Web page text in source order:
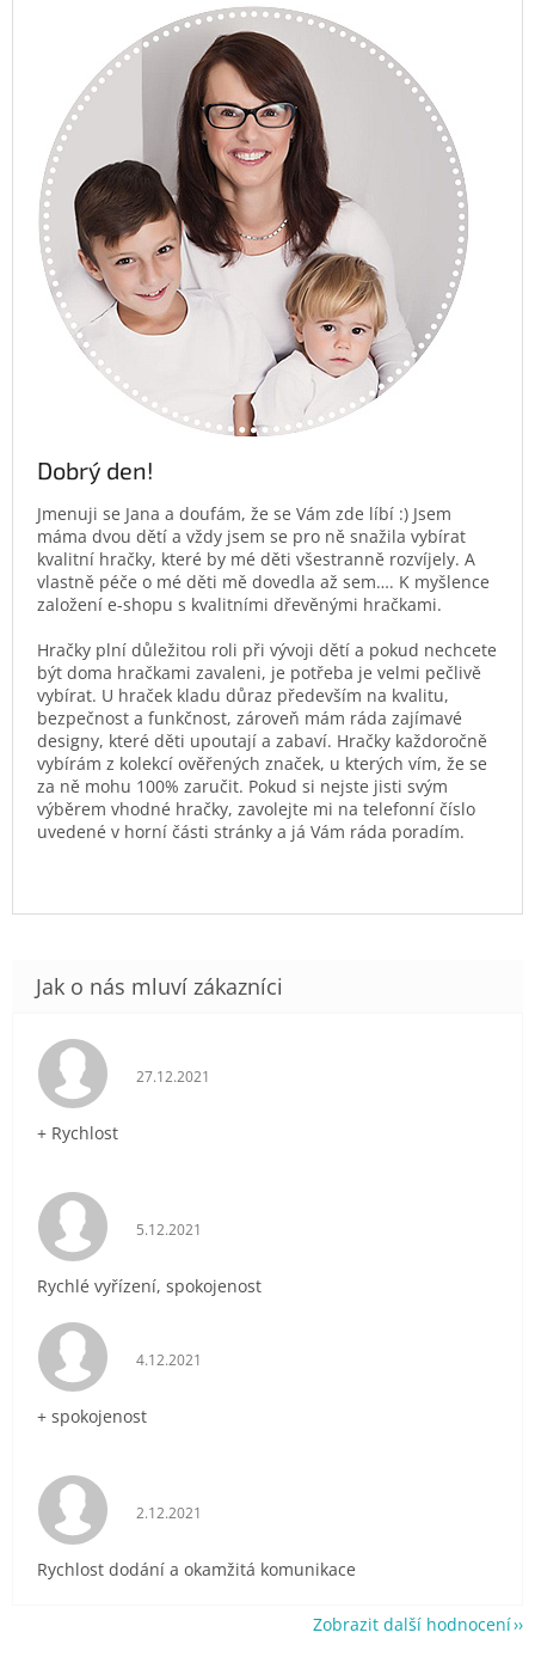
Dobrý den!
Jmenuji se Jana a doufám, že se Vám zde líbí :) Jsem
máma dvou dětí a vždy jsem se pro ně snažila vybírat
kvalitní hračky, které by mé děti všestranně rozvíjely. A
vlastně péče o mé děti mě dovedla až sem…. K myšlence
založení e-shopu s kvalitními dřevěnými hračkami.
Hračky plní důležitou roli při vývoji dětí a pokud nechcete
být doma hračkami zavaleni, je potřeba je velmi pečlivě
vybírat. U hraček kladu důraz především na kvalitu,
bezpečnost a funkčnost, zároveň mám ráda zajímavé
designy, které děti upoutají a zabaví. Hračky každoročně
vybírám z kolekcí ověřených značek, u kterých vím, že se
za ně mohu 100% zaručit. Pokud si nejste jisti svým
výběrem vhodné hračky, zavolejte mi na telefonní číslo
uvedené v horní části stránky a já Vám ráda poradím.
Hodnocení obchodu je 5 z 5 hvězdiček.
27.12.2021
+ Rychlost
Hodnocení obchodu je 5 z 5 hvězdiček.
5.12.2021
Rychlé vyřízení, spokojenost
Hodnocení obchodu je 5 z 5 hvězdiček.
4.12.2021
+ spokojenost
Hodnocení obchodu je 5 z 5 hvězdiček.
2.12.2021
Rychlost dodání a okamžitá komunikace
Zobrazit další hodnocení